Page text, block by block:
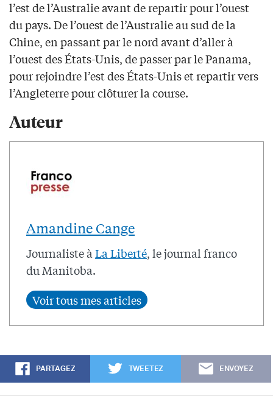
l’est de l’Australie avant de repartir pour l’ouest
du pays. De l’ouest de l’Australie au sud de la
Chine, en passant par le nord avant d’aller à
l’ouest des États-Unis, de passer par le Panama,
pour rejoindre l’est des États-Unis et repartir vers
l’Angleterre pour clôturer la course.
Auteur
Amandine Cange
Journaliste à La Liberté, le journal franco
du Manitoba.
PARTAGEZ TWEETEZ ENVOYEZ